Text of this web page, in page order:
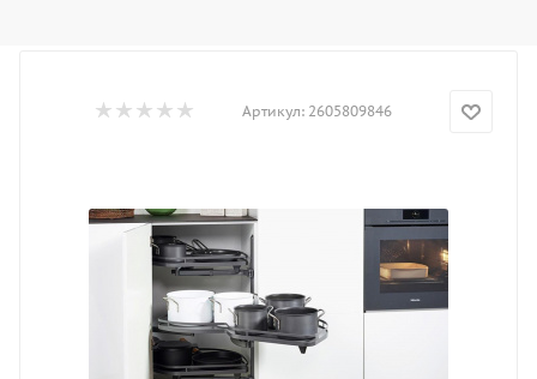
Артикул: 2605809846